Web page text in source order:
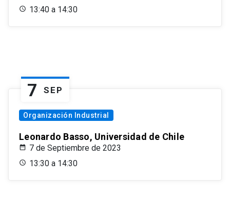
13:40 a 14:30
7 SEP
Organización Industrial
Leonardo Basso, Universidad de Chile
7 de Septiembre de 2023
13:30 a 14:30